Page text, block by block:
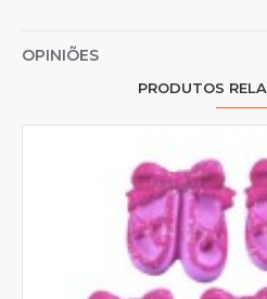
OPINIÕES
PRODUTOS